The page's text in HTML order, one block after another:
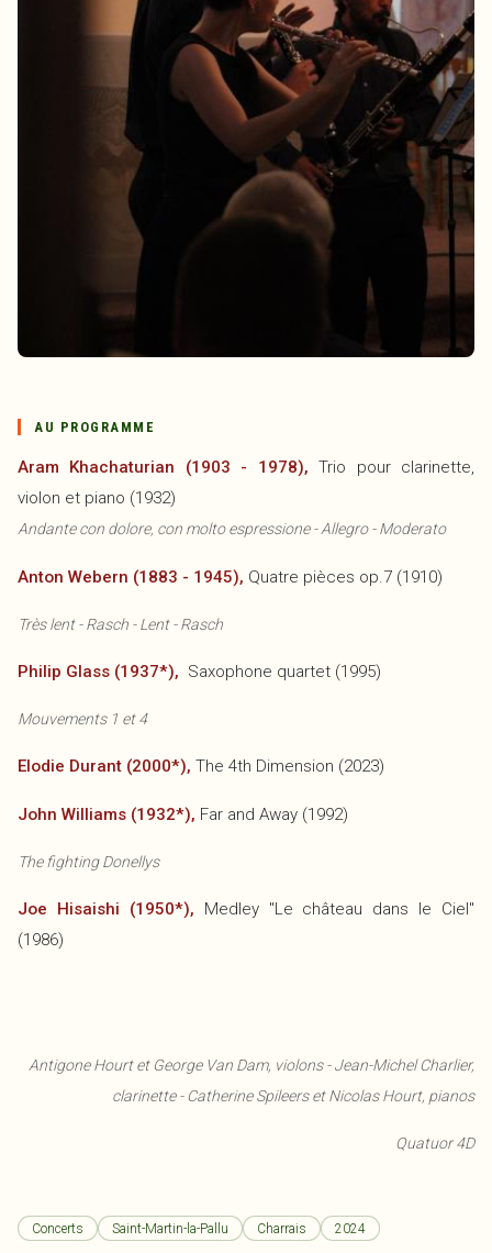
AU PROGRAMME
Aram Khachaturian (1903 - 1978), Trio pour clarinette,
violon et piano (1932)
Andante con dolore, con molto espressione - Allegro - Moderato
Anton Webern (1883 - 1945), Quatre pièces op.7 (1910)
Très lent - Rasch - Lent - Rasch
Philip Glass (1937*), Saxophone quartet (1995)
Mouvements 1 et 4
Elodie Durant (2000*), The 4th Dimension (2023)
John Williams (1932*), Far and Away (1992)
The fighting Donellys
Joe Hisaishi (1950*), Medley "Le château dans le Ciel"
(1986)
Antigone Hourt et George Van Dam, violons - Jean-Michel Charlier,
clarinette - Catherine Spileers et Nicolas Hourt, pianos
Quatuor 4D
Concerts Saint-Martin-la-Pallu Charrais 2024